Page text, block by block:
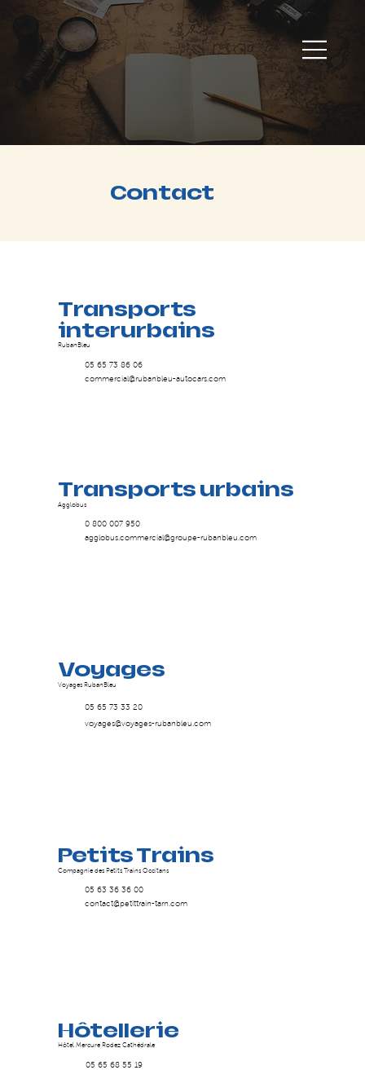
Contact
Transports
interurbains
RubanBleu
05 65 73 86 06
commercial@rubanbleu-autocars.com
Transports urbains
Agglobus
0 800 007 950
agglobus.commercial@groupe-rubanbleu.com
Voyages
Voyages RubanBleu
05 65 73 33 20
voyages@voyages-rubanbleu.com
Petits Trains
Compagnie des Petits Trains Occitans
05 63 36 36 00
contact@petittrain-tarn.com
Hôtellerie
Hôtel Mercure Rodez Cathédrale
05 65 68 55 19